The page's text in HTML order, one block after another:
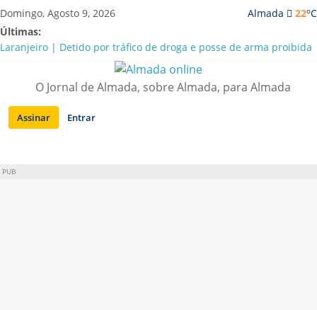
Saltar
para
conteúdo
Almada 22oC
Domingo, Agosto 9, 2026
Últimas:
Laranjeiro | Detido por tráfico de droga e posse de arma proibida
A “crise” da água em Almada: ilações e ensinamentos necessários
Costa da Caparica | Polícia Marítima e ASAE detectam
irregularidades em habitações e restaurantes
APA diz que falta de água em Almada “foi um problema de má
O Jornal de Almada, sobre Almada, para Almada
Assinar Entrar
PUB